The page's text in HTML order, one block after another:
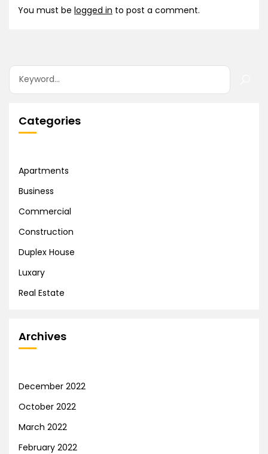
You must be logged in to post a comment.
Categories
Apartments
Business
Commercial
Construction
Duplex House
Luxary
Real Estate
Archives
December 2022
October 2022
March 2022
February 2022